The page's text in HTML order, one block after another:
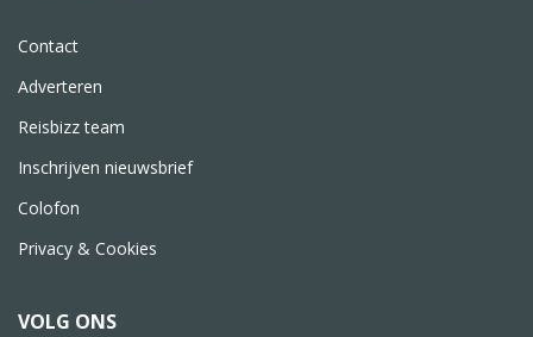
Contact
Adverteren
Reisbizz team
Inschrijven nieuwsbrief
Colofon
Privacy & Cookies
VOLG ONS